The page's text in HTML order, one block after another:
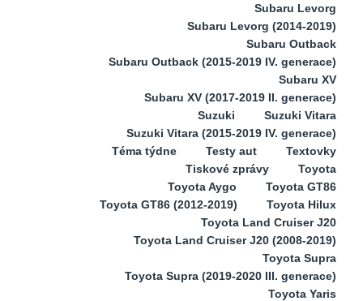
Subaru Levorg
Subaru Levorg (2014-2019)
Subaru Outback
Subaru Outback (2015-2019 IV. generace)
Subaru XV
Subaru XV (2017-2019 II. generace)
Suzuki
Suzuki Vitara
Suzuki Vitara (2015-2019 IV. generace)
Téma týdne
Testy aut
Textovky
Tiskové zprávy
Toyota
Toyota Aygo
Toyota GT86
Toyota GT86 (2012-2019)
Toyota Hilux
Toyota Land Cruiser J20
Toyota Land Cruiser J20 (2008-2019)
Toyota Supra
Toyota Supra (2019-2020 III. generace)
Toyota Yaris